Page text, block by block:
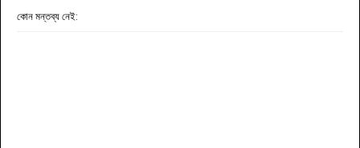
কোন মন্তব্য নেই: